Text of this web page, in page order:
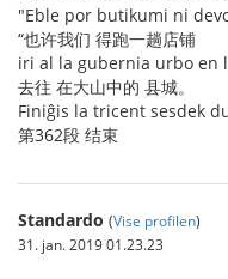
"Eble por butikumi ni
“也许我们 得跑一趟店铺
iri al la gubernia urbo en
去往 在大山中的 县城。
Finiĝis la tricent sesdek
第362段 结束
Standardo (Vise profilen)
31. jan. 2019 01.23.23